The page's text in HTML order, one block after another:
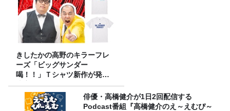
きしたかの高野のキラーフレ
ーズ「ビッグサンダー
喝！！」Ｔシャツ新作が発売
決定！
俳優・高橋健介が1日2回配信する
Podcast番組『高橋健介のえ～えむぴ～